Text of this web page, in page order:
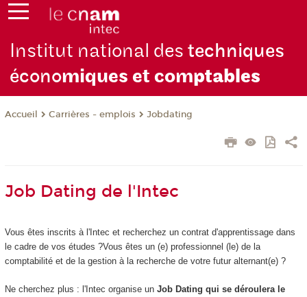
Institut national destechniques
économiques et comptables
Accueil Carrières - emplois Jobdating
Job Dating de l'Intec
Vous êtes inscrits à l'Intec et recherchez un contrat d'apprentissage dans
le cadre de vos études ?Vous êtes un (e) professionnel (le) de la
comptabilité et de la gestion à la recherche de votre futur alternant(e) ?
Ne cherchez plus : l'Intec organise unJob Dating qui se déroulera le